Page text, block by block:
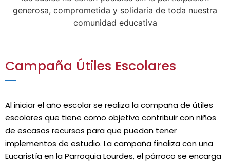
generosa, comprometida y solidaria de toda nuestra
comunidad educativa
Campaña Útiles Escolares
Al iniciar el año escolar se realiza la compaña de útiles
escolares que tiene como objetivo contribuir con niños
de escasos recursos para que puedan tener
implementos de estudio. La campaña finaliza con una
Eucaristía en la Parroquia Lourdes, el párroco se encarga